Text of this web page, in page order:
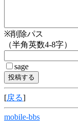
※削除パス
（半角英数4-8字）
sage
[戻る]
mobile-bbs